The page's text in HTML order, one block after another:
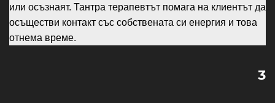
или осъзнаят. Тантра терапевтът помага на клиентът да
осъществи контакт със собствената си енергия и това
отнема време.
3